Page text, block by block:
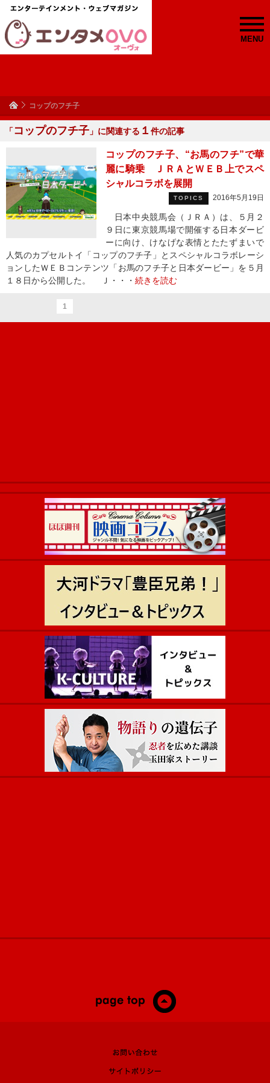
MENU
コップのフチ子
「コップのフチ子 」に関連する １ 件の記事
コップのフチ子、“お馬のフチ”で華
麗に騎乗 ＪＲＡとＷＥＢ上でスペ
シャルコラボを展開
TOPICS 2016年5月19日
日本中央競馬会（ＪＲＡ）は、５月２
９日に東京競馬場で開催する日本ダービ
ーに向け、けなげな表情とたたずまいで
人気のカプセルトイ「コップのフチ子」とスペシャルコラボレーシ
ョンしたＷＥＢコンテンツ「お馬のフチ子と日本ダービー」を５月
１８日から公開した。 Ｊ・・・ 続きを読む
1